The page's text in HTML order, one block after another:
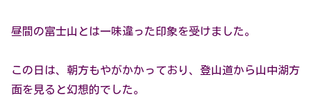
昼間の富士山とは一味違った印象を受けました。
この日は、朝方もやがかかっており、登山道から山中湖方
面を見ると幻想的でした。